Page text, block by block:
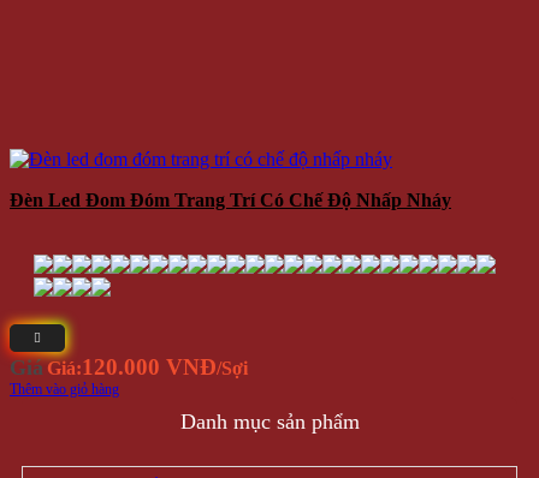
Đèn Led Đom Đóm Trang Trí Có Chế Độ Nhấp Nháy
Giá Giá:120.000 VNĐ/Sợi
Thêm vào giỏ hàng
Danh mục sản phẩm